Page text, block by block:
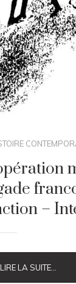
–
LIRE LA SUITE...